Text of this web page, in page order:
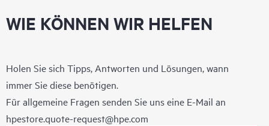
WIE KÖNNEN WIR HELFEN
Holen Sie sich Tipps, Antworten und Lösungen, wann
immer Sie diese benötigen.
Für allgemeine Fragen senden Sie uns eine E-Mail an
hpestore.quote-request@hpe.com